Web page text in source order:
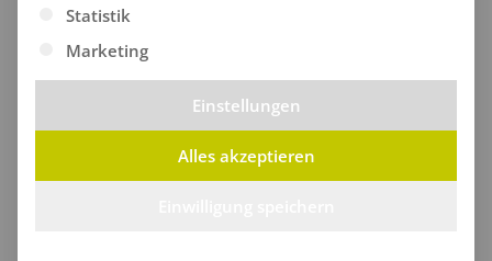
Statistik
Marketing
Einstellungen
Alles akzeptieren